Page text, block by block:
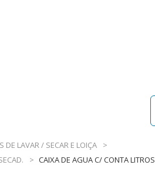
DE LAVAR / SECAR E LOIÇA
>
> CAIXA DE AGUA C/ CONTA LITROS